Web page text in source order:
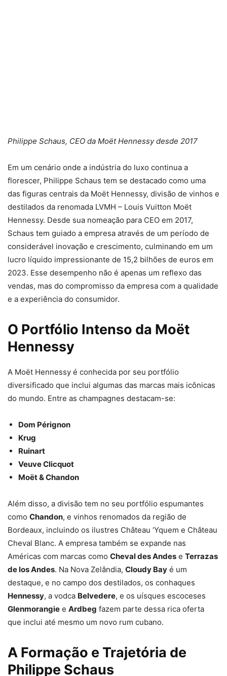
Philippe Schaus, CEO da Moët Hennessy desde 2017
Em um cenário onde a indústria do luxo continua a
florescer, Philippe Schaus tem se destacado como uma
das figuras centrais da Moët Hennessy, divisão de vinhos e
destilados da renomada LVMH – Louis Vuitton Moët
Hennessy. Desde sua nomeação para CEO em 2017,
Schaus tem guiado a empresa através de um período de
considerável inovação e crescimento, culminando em um
lucro líquido impressionante de 15,2 bilhões de euros em
2023. Esse desempenho não é apenas um reflexo das
vendas, mas do compromisso da empresa com a qualidade
e a experiência do consumidor.
O Portfólio Intenso da Moët
Hennessy
A Moët Hennessy é conhecida por seu portfólio
diversificado que inclui algumas das marcas mais icônicas
do mundo. Entre as champagnes destacam-se:
Dom Pérignon
Krug
Ruinart
Veuve Clicquot
Moët & Chandon
Além disso, a divisão tem no seu portfólio espumantes
como Chandon, e vinhos renomados da região de
Bordeaux, incluindo os ilustres Château ‘Yquem e Château
Cheval Blanc. A empresa também se expande nas
Américas com marcas como Cheval des Andes e Terrazas
de los Andes. Na Nova Zelândia, Cloudy Bay é um
destaque, e no campo dos destilados, os conhaques
Hennessy, a vodca Belvedere, e os uísques escoceses
Glenmorangie e Ardbeg fazem parte dessa rica oferta
que inclui até mesmo um novo rum cubano.
A Formação e Trajetória de
Philippe Schaus